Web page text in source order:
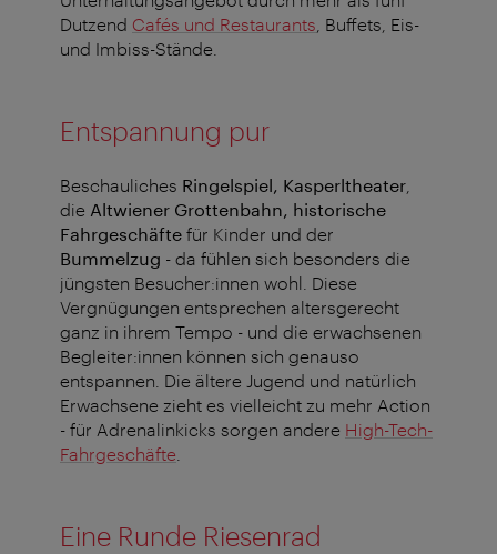
Dutzend Cafés und Restaurants , Buffets, Eis-
und Imbiss-Stände.
Entspannung pur
Beschauliches Ringelspiel, Kasperltheater
die Altwiener Grottenbahn, historische
Fahrgeschäfte für Kinder und der
Bummelzug - da fühlen sich besonders die
jüngsten Besucher:innen wohl. Diese
Vergnügungen entsprechen altersgerecht
ganz in ihrem Tempo - und die erwachsenen
Begleiter:innen können sich genauso
entspannen. Die ältere Jugend und natürlich
Erwachsene zieht es vielleicht zu mehr Action
- für Adrenalinkicks sorgen andere High-Tech-
Fahrgeschäfte
Eine Runde Riesenrad